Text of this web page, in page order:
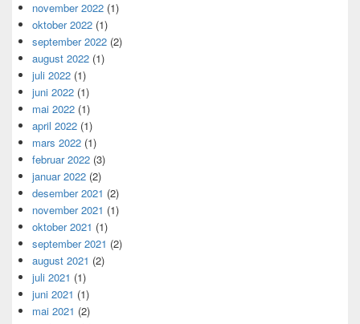
november 2022 (1)
oktober 2022 (1)
september 2022 (2)
august 2022 (1)
juli 2022 (1)
juni 2022 (1)
mai 2022 (1)
april 2022 (1)
mars 2022 (1)
februar 2022 (3)
januar 2022 (2)
desember 2021 (2)
november 2021 (1)
oktober 2021 (1)
september 2021 (2)
august 2021 (2)
juli 2021 (1)
juni 2021 (1)
mai 2021 (2)